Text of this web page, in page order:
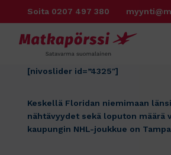
Soita 0207 497 380
[nivoslider id=”4325″]
Keskellä Floridan niemimaan
nähtävyydet sekä loputon
kaupungin NHL-joukkue on